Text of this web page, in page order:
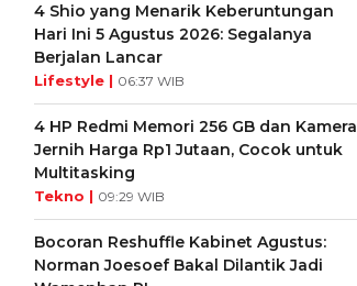
4 Shio yang Menarik Keberuntungan
Hari Ini 5 Agustus 2026: Segalanya
Berjalan Lancar
Lifestyle | 06:37 WIB
4 HP Redmi Memori 256 GB dan Kamera
Jernih Harga Rp1 Jutaan, Cocok untuk
Multitasking
Tekno | 09:29 WIB
Bocoran Reshuffle Kabinet Agustus:
Norman Joesoef Bakal Dilantik Jadi